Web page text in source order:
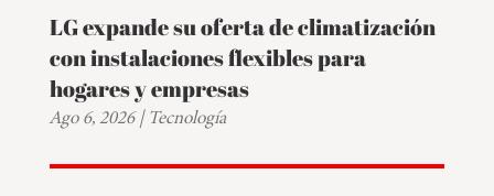
LG expande su oferta de climatización
con instalaciones flexibles para
hogares y empresas
Ago 6, 2026|Tecnología